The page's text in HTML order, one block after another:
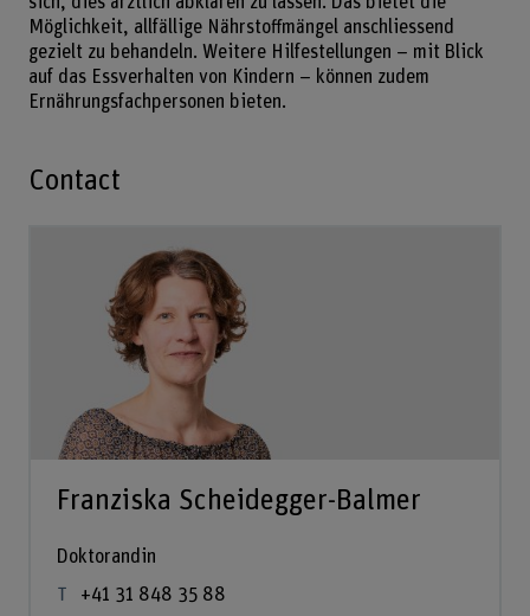
Möglichkeit, allfällige Nährstoffmängel anschliessend
gezielt zu behandeln. Weitere Hilfestellungen – mit Blick
auf das Essverhalten von Kindern – können zudem
Ernährungsfachpersonen bieten.
Contact
Franziska Scheidegger-Balmer
Doktorandin
+41 31 848 35 88